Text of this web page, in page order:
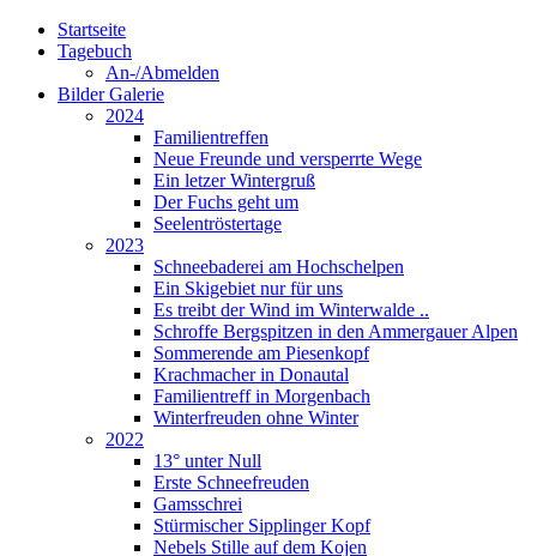
Startseite
Tagebuch
An-/Abmelden
Bilder Galerie
2024
Familientreffen
Neue Freunde und versperrte Wege
Ein letzer Wintergruß
Der Fuchs geht um
Seelentröstertage
2023
Schneebaderei am Hochschelpen
Ein Skigebiet nur für uns
Es treibt der Wind im Winterwalde ..
Schroffe Bergspitzen in den Ammergauer Alpen
Sommerende am Piesenkopf
Krachmacher in Donautal
Familientreff in Morgenbach
Winterfreuden ohne Winter
2022
13° unter Null
Erste Schneefreuden
Gamsschrei
Stürmischer Sipplinger Kopf
Nebels Stille auf dem Kojen